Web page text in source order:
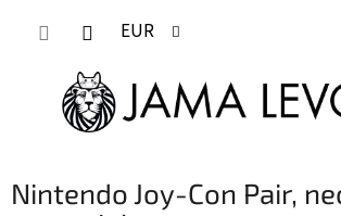
EUR
Nintendo Joy-Con Pair,